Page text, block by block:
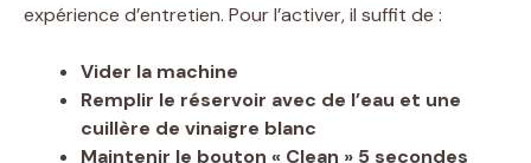
expérience d’entretien. Pour l’activer, il suffit de :
Vider la machine
Remplir le réservoir avec de l’eau et une
cuillère de vinaigre blanc
Maintenir le bouton « Clean » 5 secondes